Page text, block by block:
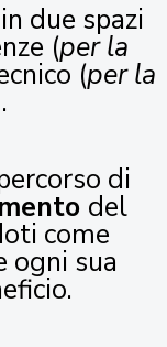
due spazi
(per la
(per la
di
del
come
ogni sua